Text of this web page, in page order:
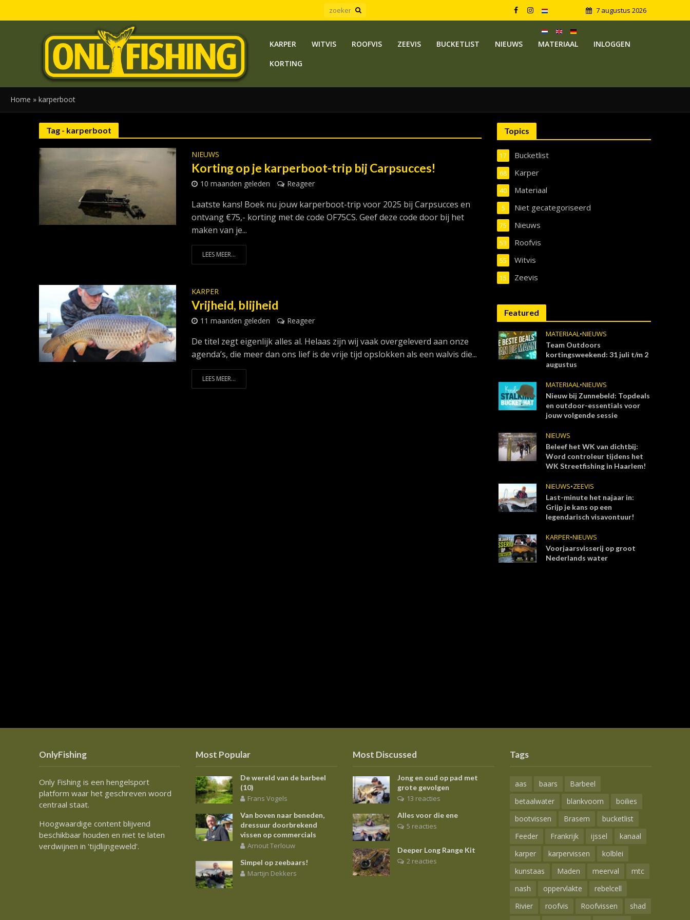
7 augustus 2026
KARPER WITVIS ROOFVIS ZEEVIS BUCKETLIST NIEUWS MATERIAAL
INLOGGEN
KORTING
Home » karperboot
Tag - karperboot
NIEUWS
Korting op je karperboot-trip bij Carpsucces!
10 maanden geleden Reageer
Laatste kans! Boek nu jouw karperboot-trip voor 2025 bij Carpsucces en
ontvang €75,- korting met de code OF75CS. Geef deze code door bij het
maken van je...
LEES MEER...
KARPER
Vrijheid, blijheid
11 maanden geleden Reageer
De titel zegt eigenlijk alles al. Helaas zijn wij vaak overgeleverd aan onze
agenda’s, die meer dan ons lief is de vrije tijd opslokken als een walvis die...
LEES MEER...
Topics
Bucketlist
17
Karper
68
Materiaal
40
Niet gecategoriseerd
5
Nieuws
75
Roofvis
53
Witvis
55
Zeevis
15
Featured
MATERIAAL•NIEUWS
Team Outdoors
kortingsweekend: 31 juli t/m 2
augustus
MATERIAAL•NIEUWS
Nieuw bij Zunnebeld: Topdeals
en outdoor-essentials voor
jouw volgende sessie
NIEUWS
Beleef het WK van dichtbij:
Word controleur tijdens het
WK Streetfishing in Haarlem!
NIEUWS•ZEEVIS
Last-minute het najaar in:
Grijp je kans op een
legendarisch visavontuur!
KARPER•NIEUWS
Voorjaarsvisserij op groot
Nederlands water
OnlyFishing
Only Fishing is een hengelsport
platform waar het geschreven woord
centraal staat.
Hoogwaardige content blijvend
beschikbaar houden en niet te laten
verdwijnen in 'tijdlijngeweld'.
Most Popular
De wereld van de barbeel
(10)
Frans Vogels
Van boven naar beneden,
dressuur doorbrekend
vissen op commercials
Arnout Terlouw
Simpel op zeebaars!
Martijn Dekkers
Most Discussed
Jong en oud op pad met
grote gevolgen
13 reacties
Alles voor die ene
5 reacties
Deeper Long Range Kit
2 reacties
Tags
aas baars
Barbeel
betaalwater
blankvoorn
boilies
bootvissen
Brasem
bucketlist
Feeder
Frankrijk ijssel
kanaal
karper
karpervissen
kolblei
kunstaas
Maden meerval
mtc
nash
oppervlakte
rebelcell
Rivier
roofvis Roofvissen
shad